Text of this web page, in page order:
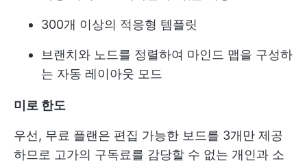
300개 이상의 적응형 템플릿
브랜치와 노드를 정렬하여 마인드 맵을 구성하
는 자동 레이아웃 모드
미로 한도
우선, 무료 플랜은 편집 가능한 보드를 3개만 제공
하므로 고가의 구독료를 감당할 수 없는 개인과 소